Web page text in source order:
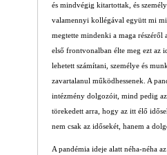
és mindvégig kitartottak, és
valamennyi kollégával együtt mi
megtette mindenki a maga
első frontvonalban élte meg ezt az
lehetett számítani, személye és
zavartalanul működhessenek. A
intézmény dolgozóit, mind pedig
törekedett arra, hogy az itt élő
nem csak az idősekét, hanem a
A pandémia ideje alatt néha-néha